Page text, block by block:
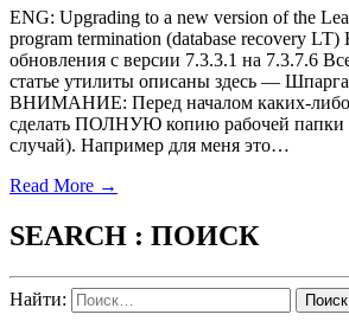
ENG: Upgrading to a new version of the
program termination (database recovery
обновления с версии 7.3.3.1 на 7.3.7.6
статье утилиты описаны здесь —
ВНИМАНИЕ: Перед началом каких-либо
сделать ПОЛНУЮ копию рабочей папки
случай). Например для меня это…
Read More →
SEARCH : ПОИСК
Найти: